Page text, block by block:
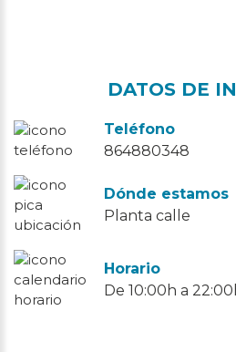
DATOS DE
Teléfono
864880348
Dónde estamos
Planta calle
Horario
De 10:00h a